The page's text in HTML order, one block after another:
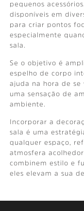
pequenos
disponíveis em
para criar pontos
especialmente
sala.
Se o objetivo é
espelho de corpo
ajuda na hora de
uma sensação de
ambiente.
Incorporar a
sala é uma
qualquer espaço,
atmosfera
combinem estilo e
eles elevam a sua